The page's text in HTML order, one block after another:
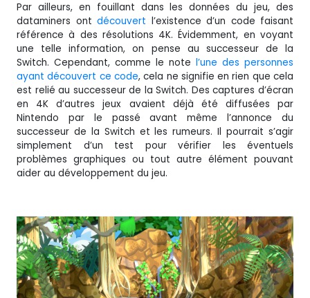
Par ailleurs, en fouillant dans les données du jeu, des
dataminers ont découvert l’existence d’un code faisant
référence à des résolutions 4K. Évidemment, en voyant
une telle information, on pense au successeur de la
Switch. Cependant, comme le note l’une des personnes
ayant découvert ce code, cela ne signifie en rien que cela
est relié au successeur de la Switch. Des captures d’écran
en 4K d’autres jeux avaient déjà été diffusées par
Nintendo par le passé avant même l’annonce du
successeur de la Switch et les rumeurs. Il pourrait s’agir
simplement d’un test pour vérifier les éventuels
problèmes graphiques ou tout autre élément pouvant
aider au développement du jeu.